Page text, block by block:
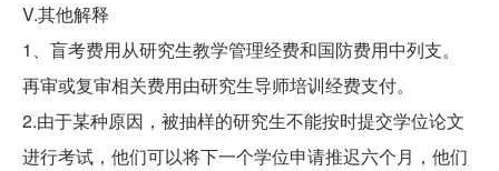
V.其他解释
1、盲考费用从研究生教学管理经费和国防费用中列支。
再审或复审相关费用由研究生导师培训经费支付。
2.由于某种原因，被抽样的研究生不能按时提交学位论文
进行考试，他们可以将下一个学位申请推迟六个月，他们